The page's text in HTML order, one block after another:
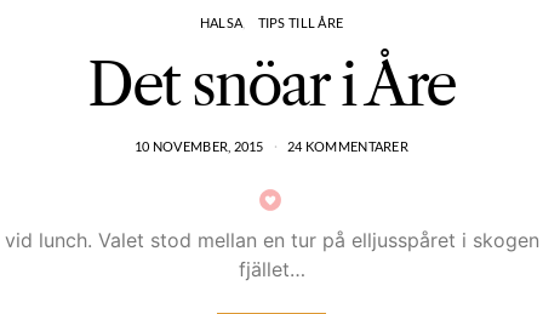
HALSA TIPS TILL ÅRE
Det snöar i Åre
10 NOVEMBER, 2015 24 KOMMENTARER
lunch. Valet stod mellan en tur på elljusspåret i
fjället…